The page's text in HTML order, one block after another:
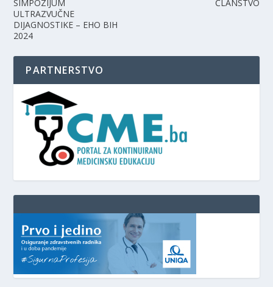
SIMPOZIJUM
ULTRAZVUČNE
DIJAGNOSTIKE – EHO BIH
2024
ČLANSTVO
PARTNERSTVO